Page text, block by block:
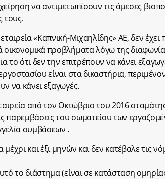
να αντιμετωπίσουν τις άμεσες
τους.
«Καπνική-Μιχαηλίδης» ΑΕ, δεν
οικονομικά προβλήματα λόγω της
το ότι δεν την επιτρέπουν να κάνει
είναι στα δικαστήρια,
να κάνει εξαγωγές.
από τον Οκτώβριο του 2016
παρεμβάσεις του σωματείου των
συμβάσεων .
και έξι μηνών και δεν κατέβαλε τις
το διάστημα (είναι σε κατάσταση